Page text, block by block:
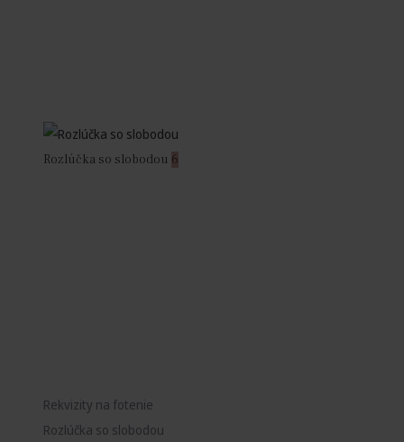
Rozlúčka so slobodou 6
Rekvizity na fotenie
Rozlúčka so slobodou